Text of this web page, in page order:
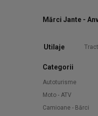
Mărci Jante -
Utilaje
Categorii
Autoturisme
Moto - ATV
Camioane - Bărci